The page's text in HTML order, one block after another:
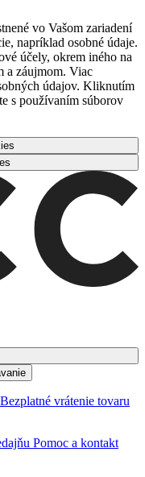
vo Vašom zariadení
napríklad osobné údaje.
účely, okrem iného na
a záujmom. Viac
údajov. Kliknutím
s používaním súborov
Bezplatné vrátenie tovaru
Pomoc a kontakt